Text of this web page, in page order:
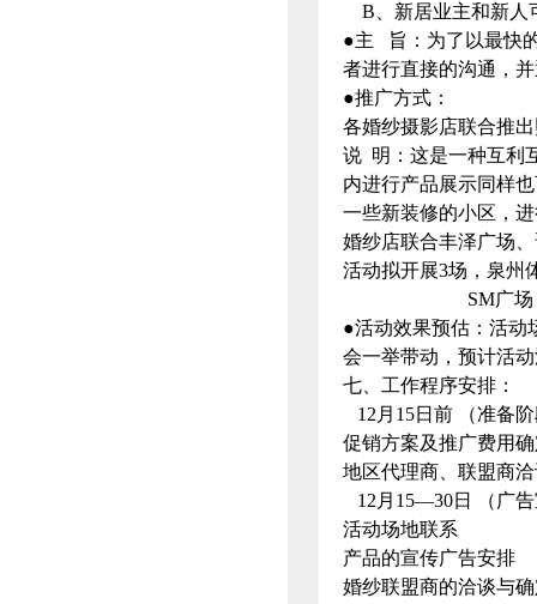
B、新居业主和新人
●主 旨：为了以最快
者进行直接的沟通，
●推广方式：
各婚纱摄影店联合推
说 明：这是一种互利
内进行产品展示同样
一些新装修的小区，
婚纱店联合丰泽广场
活动拟开展3场，泉州
SM广场：
●活动效果预估：活动
会一举带动，预计活
七、工作程序安排：
12月15日前 （准
促销方案及推广费用
地区代理商、联盟商
12月15—30日 （广
活动场地联系
产品的宣传广告安排
婚纱联盟商的洽谈与